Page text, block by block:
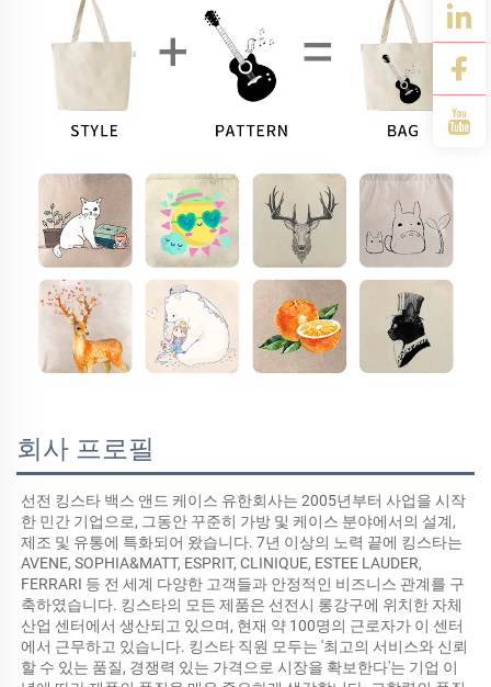
회사 프로필
선전 킹스타 백스 앤드 케이스 유한회사는 2005년부터 사업을 시작
한 민간 기업으로, 그동안 꾸준히 가방 및 케이스 분야에서의 설계,
제조 및 유통에 특화되어 왔습니다. 7년 이상의 노력 끝에 킹스타는
AVENE, SOPHIA&MATT, ESPRIT, CLINIQUE, ESTEE LAUDER,
FERRARI 등 전 세계 다양한 고객들과 안정적인 비즈니스 관계를 구
축하였습니다. 킹스타의 모든 제품은 선전시 롱강구에 위치한 자체
산업 센터에서 생산되고 있으며, 현재 약 100명의 근로자가 이 센터
에서 근무하고 있습니다. 킹스타 직원 모두는 '최고의 서비스와 신뢰
할 수 있는 품질, 경쟁력 있는 가격으로 시장을 확보한다'는 기업 이